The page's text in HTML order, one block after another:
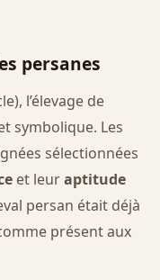
persanes
l’élevage de
symbolique. Les
sélectionnées
et leuraptitude
persan était déjà
présent aux